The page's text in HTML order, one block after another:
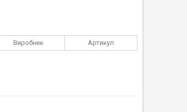
Виробник
Артикул